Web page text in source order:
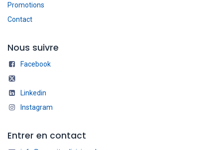
Promotions
Contact
Nous suivre
Facebook
Linkedin
Instagram
Entrer en contact